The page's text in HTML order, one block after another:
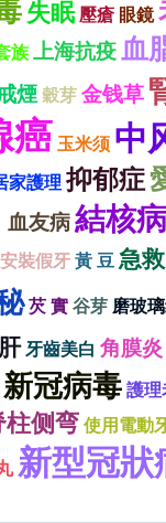
失眠壓瘡 眼鏡
族 上海抗疫 血
煙 穀芽 金钱草
癌 玉米须 中
家護理 抑郁症
血友病結核病
安裝假牙 黃 豆 急救
芡 實 谷芽 磨玻
牙齒美白 角膜炎
新冠病毒 護
柱侧弯 使用電動
新型冠狀